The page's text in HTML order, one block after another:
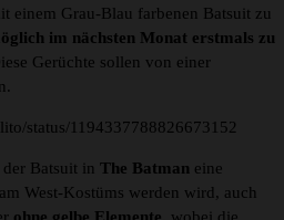
einem Grau-Blau farbenen Batsuit zu
im nächsten Monat erstmals zu
Gerüchte sollen von einer
status/1194337788826673152
Batsuit in The Batman eine
West-Kostüms werden wird, auch